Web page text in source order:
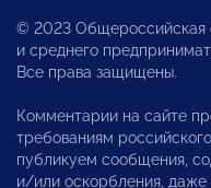
© 2023 Общероссийская
и среднего
Все права защищены.
Комментарии на сайте
требованиям
публикуем сообщения,
и/или оскорбления, даже